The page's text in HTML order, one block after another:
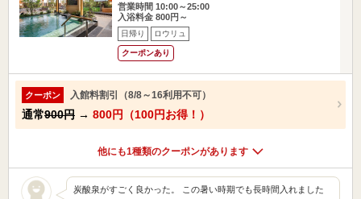
営業時間 10:00～25:00
入浴料金 800円～
日帰り ロウリュ
クーポンあり
クーポン 入館料割引（8/8～16利用不可）
通常900円 → 800円（100円お得！）
他にも1種類のクーポンがあります
炭酸泉がすごく良かった。 この暑い時期でも長時間入れました